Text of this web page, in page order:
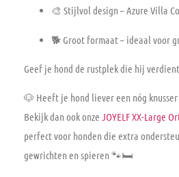
🎨 Stijlvol design – Azure Villa
🐕 Groot formaat– ideaal voor
Geef je hond de rustplek die hij
🐶 Heeft je hond liever een nóg
Bekijk dan ook onze JOYELF XX-Large
perfect voor honden die extra
gewrichten en spieren 🐾🛏️